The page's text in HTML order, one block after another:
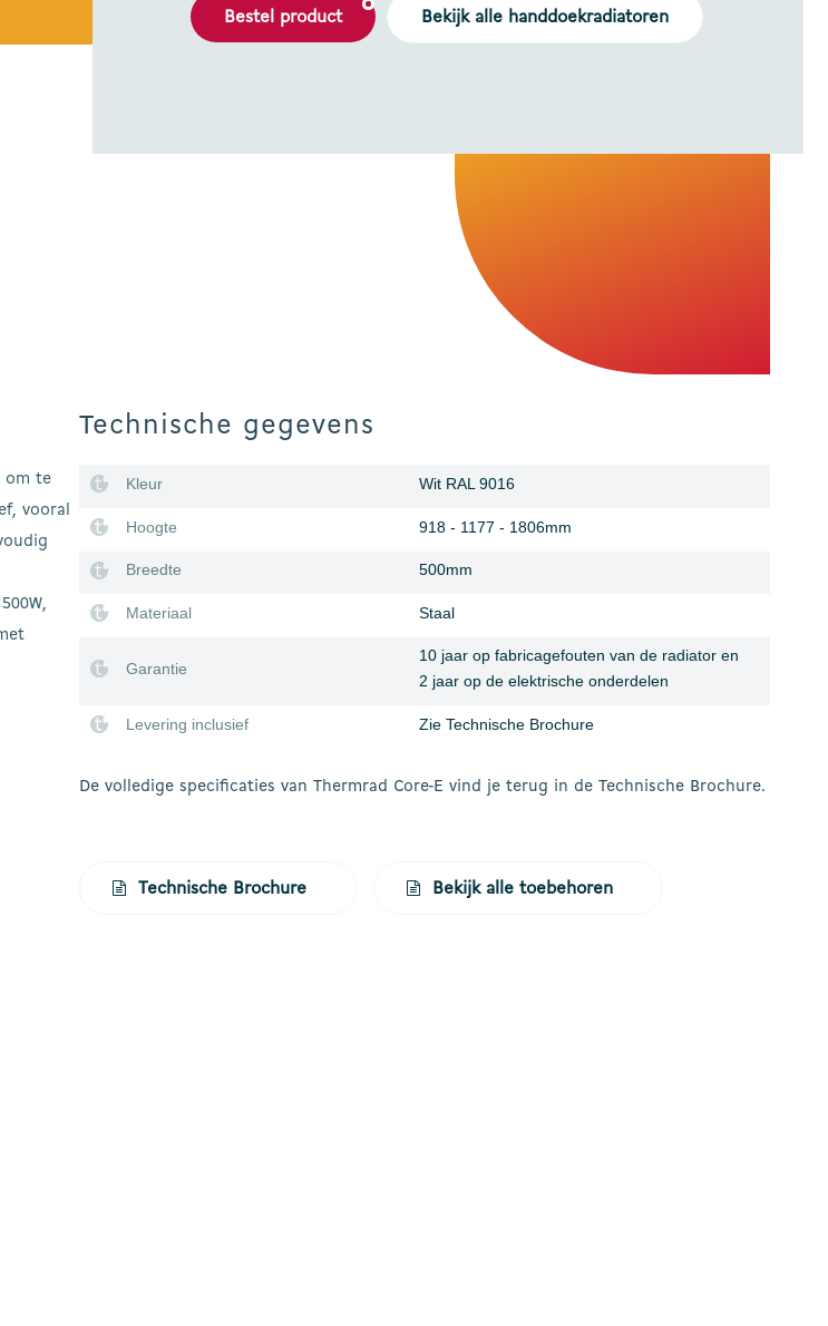
Bestel product Bekijk alle handdoekradiatoren
om te
vooral
Technische gegevens
Kleur Wit RAL 9016
Hoogte 918 - 1177 - 1806mm
Breedte 500mm
Materiaal Staal
Garantie
10 jaar op fabricagefouten van de radiator en
2 jaar op de elektrische onderdelen
Levering inclusief Zie Technische Brochure
De volledige specificaties van Thermrad Core-E vind je terug in de Technische Brochure.
Technische Brochure Bekijk alle toebehoren